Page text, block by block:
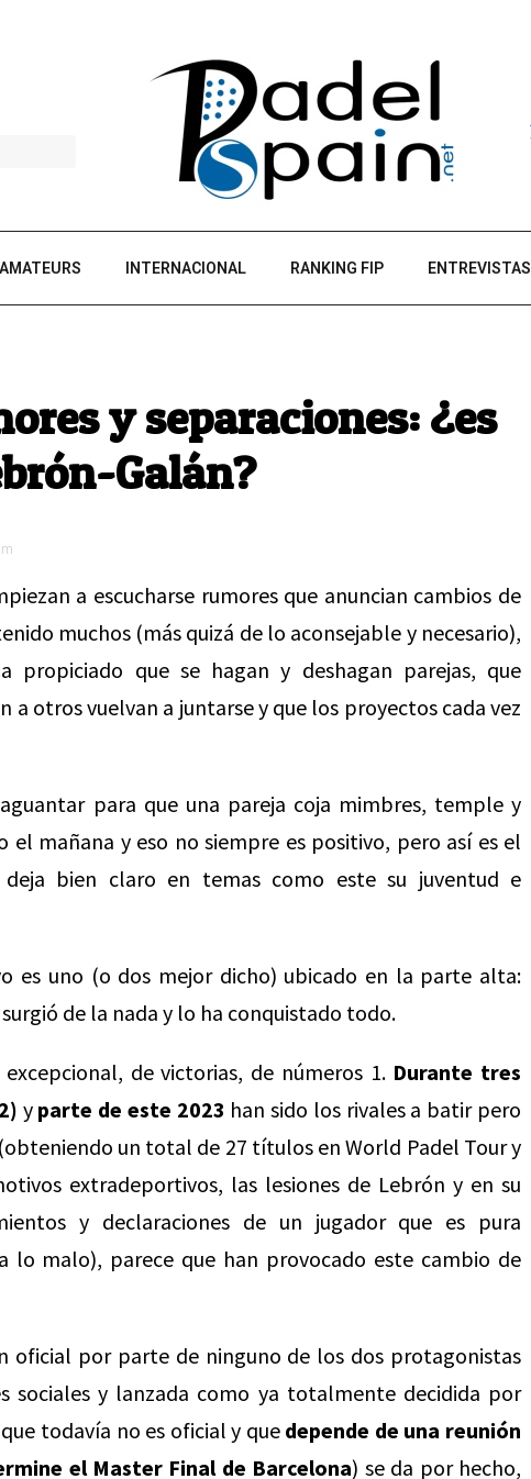
AMATEURS INTERNACIONAL RANKING FIP ENTREVISTAS
y separaciones: ¿es
Galán?
a escucharse rumores que anuncian cambios de
muchos (más quizá de lo aconsejable y necesario),
propiciado que se hagan y deshagan parejas, que
a otros vuelvan a juntarse y que los proyectos cada vez
para que una pareja coja mimbres, temple y
el mañana y eso no siempre es positivo, pero así es el
bien claro en temas como este su juventud e
es uno (o dos mejor dicho) ubicado en la parte alta:
de la nada y lo ha conquistado todo.
de victorias, de números 1. Durante tres
y parte de este 2023 han sido los rivales a batir pero
un total de 27 títulos en World Padel Tour y
extradeportivos, las lesiones de Lebrón y en su
y declaraciones de un jugador que es pura
lo malo), parece que han provocado este cambio de
oficial por parte de ninguno de los dos protagonistas
sociales y lanzada como ya totalmente decidida por
todavía no es oficial y que depende de una reunión
el Master Final de Barcelona) se da por hecho,